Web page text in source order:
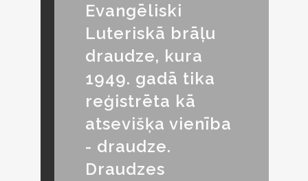
Evangēliski
Luteriskā brāļu
draudze, kura
1949. gadā tika
reģistrēta kā
atsevišķa vienība
- draudze.
Draudzes